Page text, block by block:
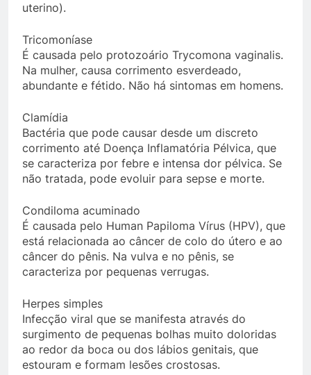
uterino).
Tricomoníase
É causada pelo protozoário Trycomona vaginalis.
Na mulher, causa corrimento esverdeado,
abundante e fétido. Não há sintomas em homens.
Clamídia
Bactéria que pode causar desde um discreto
corrimento até Doença Inflamatória Pélvica, que
se caracteriza por febre e intensa dor pélvica. Se
não tratada, pode evoluir para sepse e morte.
Condiloma acuminado
É causada pelo Human Papiloma Vírus (HPV), que
está relacionada ao câncer de colo do útero e ao
câncer do pênis. Na vulva e no pênis, se
caracteriza por pequenas verrugas.
Herpes simples
Infecção viral que se manifesta através do
surgimento de pequenas bolhas muito doloridas
ao redor da boca ou dos lábios genitais, que
estouram e formam lesões crostosas.